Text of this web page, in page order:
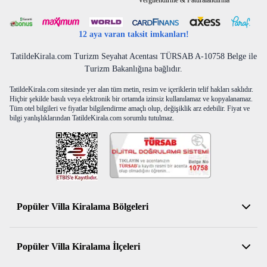
12 aya varan taksit imkanları!
TatildeKirala.com Turizm Seyahat Acentası TÜRSAB A-10758 Belge ile
Turizm Bakanlığına bağlıdır.
TatildeKirala.com sitesinde yer alan tüm metin, resim ve içeriklerin telif hakları saklıdır.
Hiçbir şekilde basılı veya elektronik bir ortamda izinsiz kullanılamaz ve kopyalanamaz.
Tüm otel bilgileri ve fiyatlar bilgilendirme amaçlı olup, değişiklik arz edebilir. Fiyat ve
bilgi yanlışlıklarından TatildeKirala.com sorumlu tutulmaz.
Popüler Villa Kiralama Bölgeleri
Antalya Kiralık Villa
Muğla Kiralık Villa
Popüler Villa Kiralama İlçeleri